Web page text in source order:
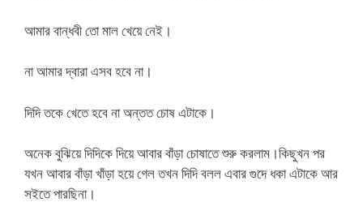
আমার বান্ধবী তো মাল খেয়ে নেই।
না আমার দ্বারা এসব হবে না।
দিদি তকে খেতে হবে না অন্তত চোষ এটাকে।
অনেক বুঝিয়ে দিদিকে দিয়ে আবার বাঁড়া চোষাতে শুরু করলাম।কিছুখন পর
যখন আবার বাঁড়া খাঁড়া হয়ে গেল তখন দিদি বলল এবার গুদে ধকা এটাকে আর
সইতে পারছিনা।